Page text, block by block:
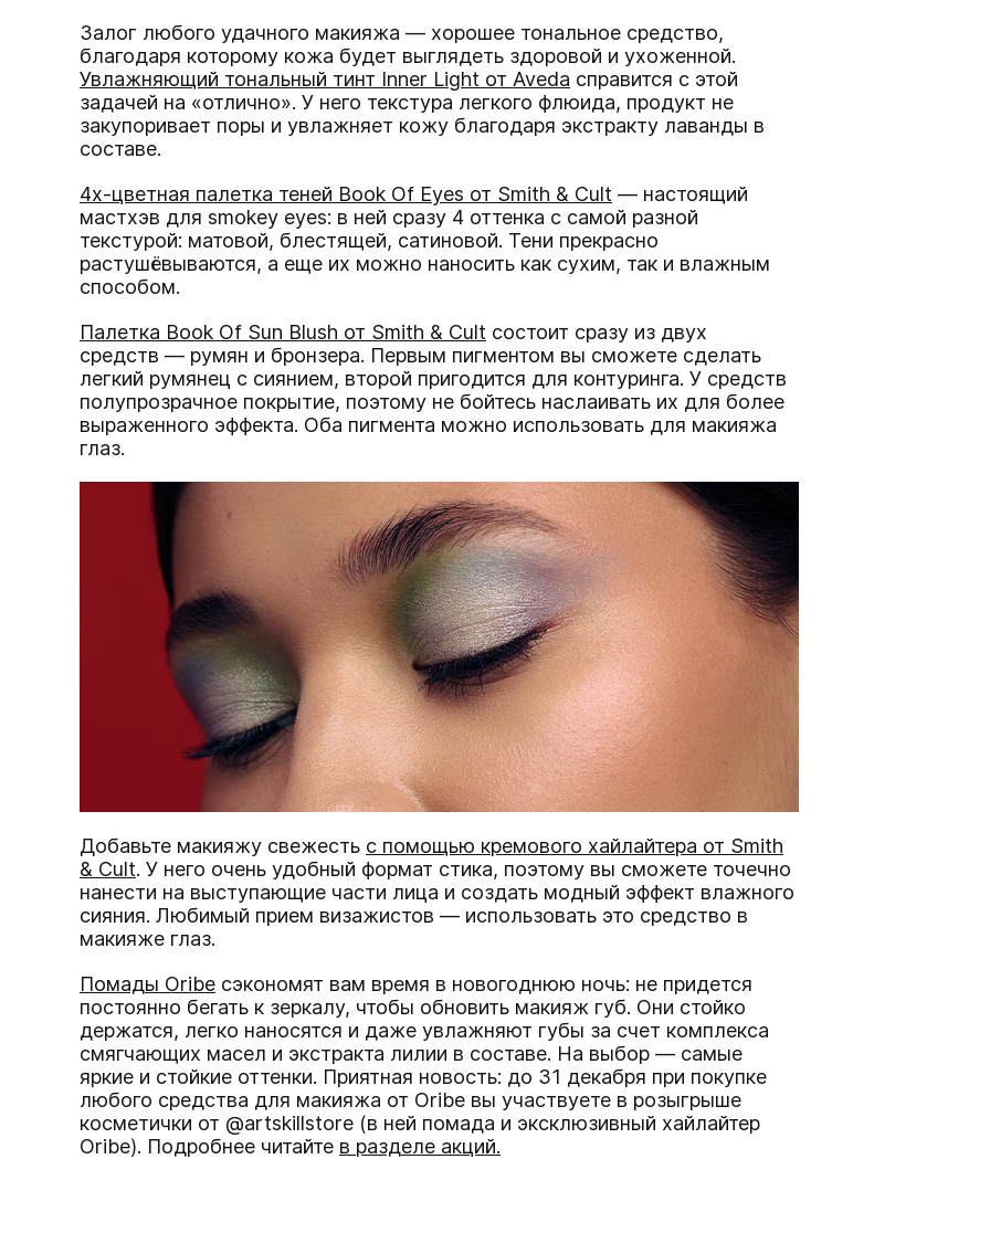
Залог любого удачного макияжа — хорошее тональное средство,
благодаря которому кожа будет выглядеть здоровой и ухоженной.
Увлажняющий тональный тинт Inner Light от Aveda справится с этой
задачей на «отлично». У него текстура легкого флюида, продукт не
закупоривает поры и увлажняет кожу благодаря экстракту лаванды в
составе.
4х-цветная палетка теней Book Of Eyes от Smith & Cult — настоящий
мастхэв для smokey eyes: в ней сразу 4 оттенка с самой разной
текстурой: матовой, блестящей, сатиновой. Тени прекрасно
растушёвываются, а еще их можно наносить как сухим, так и влажным
способом.
Палетка Book Of Sun Blush от Smith & Cult состоит сразу из двух
средств — румян и бронзера. Первым пигментом вы сможете сделать
легкий румянец с сиянием, второй пригодится для контуринга. У средств
полупрозрачное покрытие, поэтому не бойтесь наслаивать их для более
выраженного эффекта. Оба пигмента можно использовать для макияжа
глаз.
Добавьте макияжу свежесть с помощью кремового хайлайтера от Smith
& Cult. У него очень удобный формат стика, поэтому вы сможете точечно
нанести на выступающие части лица и создать модный эффект влажного
сияния. Любимый прием визажистов — использовать это средство в
макияже глаз.
Помады Oribe сэкономят вам время в новогоднюю ночь: не придется
постоянно бегать к зеркалу, чтобы обновить макияж губ. Они стойко
держатся, легко наносятся и даже увлажняют губы за счет комплекса
смягчающих масел и экстракта лилии в составе. На выбор — самые
яркие и стойкие оттенки. Приятная новость: до 31 декабря при покупке
любого средства для макияжа от Oribe вы участвуете в розыгрыше
косметички от @artskillstore (в ней помада и эксклюзивный хайлайтер
Oribe). Подробнее читайте в разделе акций.